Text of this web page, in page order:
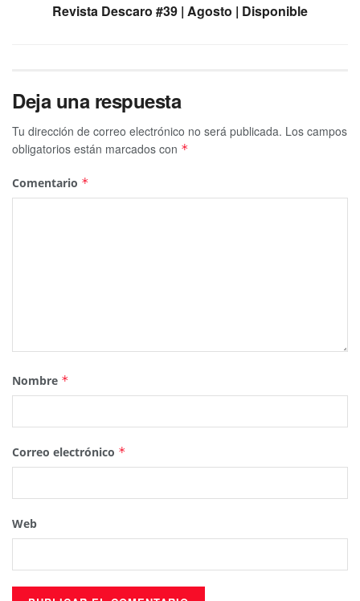
Revista Descaro #39 | Agosto | Disponible
Deja una respuesta
Tu dirección de correo electrónico no será publicada. Los campos
obligatorios están marcados con *
Comentario *
Nombre *
Correo electrónico *
Web